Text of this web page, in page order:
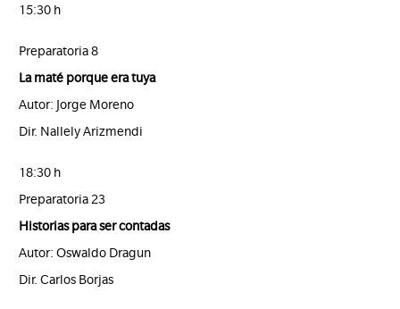
15:30 h
Preparatoria 8
La maté porque era tuya
Autor: Jorge Moreno
Dir. Nallely Arizmendi
18:30 h
Preparatoria 23
Historias para ser contadas
Autor: Oswaldo Dragun
Dir. Carlos Borjas